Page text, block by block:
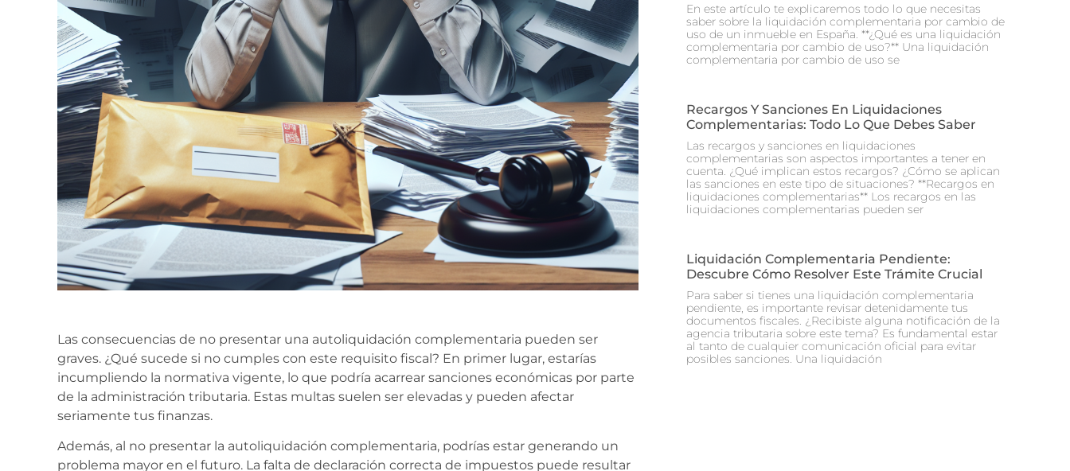
Las consecuencias de no presentar una autoliquidación complementaria pueden ser
graves. ¿Qué sucede si no cumples con este requisito fiscal? En primer lugar, estarías
incumpliendo la normativa vigente, lo que podría acarrear sanciones económicas por parte
de la administración tributaria. Estas multas suelen ser elevadas y pueden afectar
seriamente tus finanzas.
Además, al no presentar la autoliquidación complementaria, podrías estar generando un
problema mayor en el futuro. La falta de declaración correcta de impuestos puede resultar
En este artículo te explicaremos todo lo que necesitas
saber sobre la liquidación complementaria por cambio de
uso de un inmueble en España. **¿Qué es una liquidación
complementaria por cambio de uso?** Una liquidación
complementaria por cambio de uso se
Recargos Y Sanciones En Liquidaciones
Complementarias: Todo Lo Que Debes Saber
Las recargos y sanciones en liquidaciones
complementarias son aspectos importantes a tener en
cuenta. ¿Qué implican estos recargos? ¿Cómo se aplican
las sanciones en este tipo de situaciones? **Recargos en
liquidaciones complementarias** Los recargos en las
liquidaciones complementarias pueden ser
Liquidación Complementaria Pendiente:
Descubre Cómo Resolver Este Trámite Crucial
Para saber si tienes una liquidación complementaria
pendiente, es importante revisar detenidamente tus
documentos fiscales. ¿Recibiste alguna notificación de la
agencia tributaria sobre este tema? Es fundamental estar
al tanto de cualquier comunicación oficial para evitar
posibles sanciones. Una liquidación